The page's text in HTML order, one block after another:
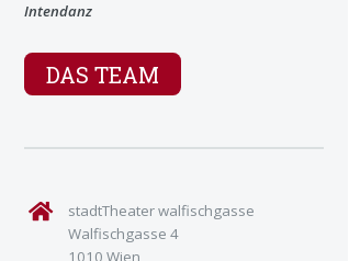
Intendanz
DAS TEAM
stadtTheater walfischgasse
Walfischgasse 4
1010 Wien